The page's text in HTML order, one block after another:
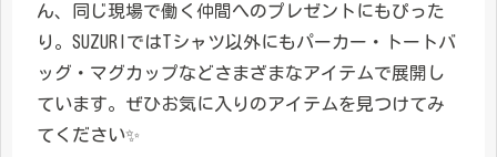
ん、同じ現場で働く仲間へのプレゼントにもぴった
り。SUZURIではTシャツ以外にもパーカー・トートバ
ッグ・マグカップなどさまざまなアイテムで展開し
ています。ぜひお気に入りのアイテムを見つけてみ
てください✨